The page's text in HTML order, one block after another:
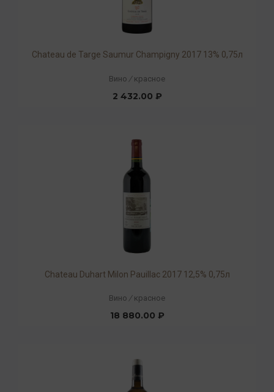
Chateau de Targe Saumur Champigny 2017 13% 0,75л
Вино / красное
2 432.00 ₽
Chateau Duhart Milon Pauillac 2017 12,5% 0,75л
Вино / красное
18 880.00 ₽